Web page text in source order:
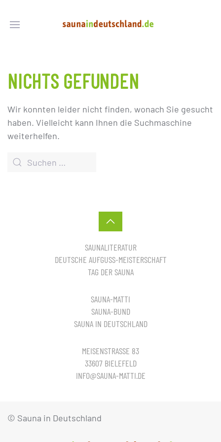
NICHTS GEFUNDEN
Wir konnten leider nicht finden, wonach Sie gesucht
haben. Vielleicht kann Ihnen die Suchmaschine
weiterhelfen.
SAUNALITERATUR
DEUTSCHE AUFGUSS-MEISTERSCHAFT
TAG DER SAUNA
SAUNA-MATTI
SAUNA-BUND
SAUNA IN DEUTSCHLAND
MEISENSTRASSE 83
33607 BIELEFELD
INFO@SAUNA-MATTI.DE
© Sauna in Deutschland